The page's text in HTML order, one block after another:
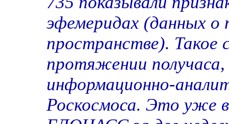
эфемеридах (данных о
пространстве). Такое
протяжении
информационно-
Роскосмоса. Это уже